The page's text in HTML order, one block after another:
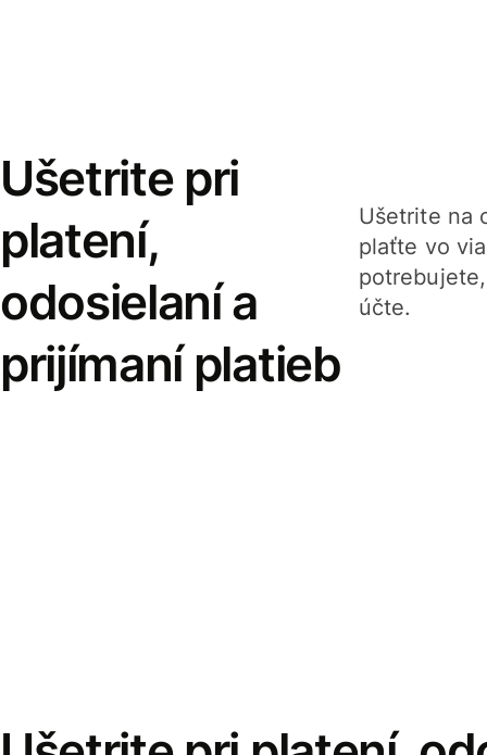
Ušetrite pri
platení,
odosielaní a
prijímaní platieb
Ušetrite na
plaťte vo
účte.